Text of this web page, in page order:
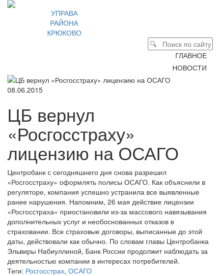
УПРАВА
РАЙОНА
КРЮКОВО
ГЛАВНОЕ
НОВОСТИ
08.06.2015
ЦБ вернул
«Росгосстраху»
лицензию на ОСАГО
Центробанк с сегодняшнего дня снова разрешил
«Росгосстраху» оформлять полисы ОСАГО. Как объяснили в
регуляторе, компания успешно устранила все выявленные
ранее нарушения. Напомним, 26 мая действие лицензии
«Росгосстраха» приостановили из-за массового навязывания
дополнительных услуг и необоснованных отказов в
страховании. Все страховые договоры, выписанные до этой
даты, действовали как обычно. По словам главы Центробанка
Эльвиры Набиуллиной, Банк России продолжит наблюдать за
деятельностью компании в интересах потребителей.
Теги: Росгосстрах, ОСАГО